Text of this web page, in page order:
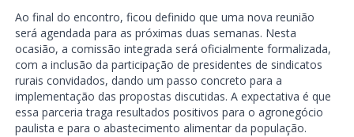
Ao final do encontro, ficou definido que uma nova reunião
será agendada para as próximas duas semanas. Nesta
ocasião, a comissão integrada será oficialmente formalizada,
com a inclusão da participação de presidentes de sindicatos
rurais convidados, dando um passo concreto para a
implementação das propostas discutidas. A expectativa é que
essa parceria traga resultados positivos para o agronegócio
paulista e para o abastecimento alimentar da população.